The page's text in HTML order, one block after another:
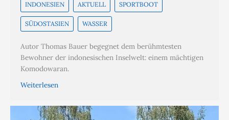
INDONESIEN AKTUELL SPORTBOOT
SÜDOSTASIEN WASSER
Autor Thomas Bauer begegnet dem berühmtesten
Bewohner der indonesischen Inselwelt: einem mächtigen
Komodowaran.
Weiterlesen